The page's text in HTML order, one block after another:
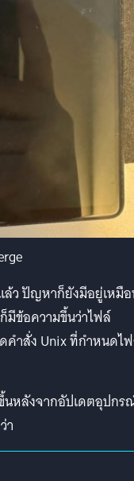
ล้ว ปัญหาก็ยังมีอยู่เหมื
มีข้อความขึ้นว่าไฟล์
คำสั่ง Unix ที่กำหนดไ
นหลังจากอัปเดตอุปกร
า